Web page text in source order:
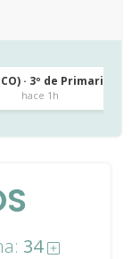
· 3º de Primaria
hace 1h
34